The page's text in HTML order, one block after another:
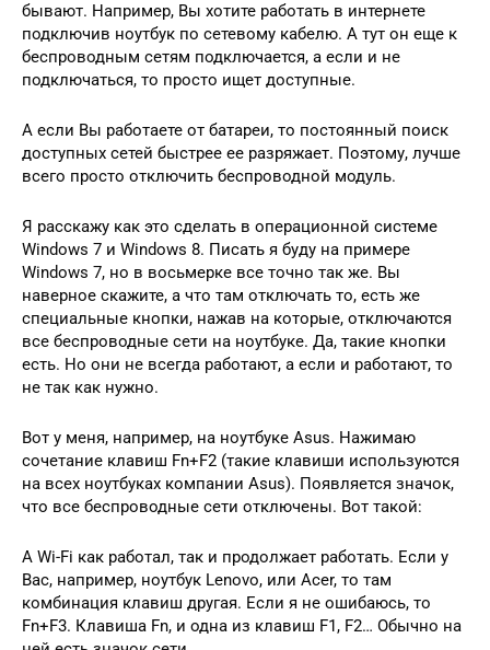
бывают. Например, Вы хотите работать в интернете
подключив ноутбук по сетевому кабелю. А тут он еще к
беспроводным сетям подключается, а если и не
подключаться, то просто ищет доступные.
А если Вы работаете от батареи, то постоянный поиск
доступных сетей быстрее ее разряжает. Поэтому, лучше
всего просто отключить беспроводной модуль.
Я расскажу как это сделать в операционной системе
Windows 7 и Windows 8. Писать я буду на примере
Windows 7, но в восьмерке все точно так же. Вы
наверное скажите, а что там отключать то, есть же
специальные кнопки, нажав на которые, отключаются
все беспроводные сети на ноутбуке. Да, такие кнопки
есть. Но они не всегда работают, а если и работают, то
не так как нужно.
Вот у меня, например, на ноутбуке Asus. Нажимаю
сочетание клавиш Fn+F2 (такие клавиши используются
на всех ноутбуках компании Asus). Появляется значок,
что все беспроводные сети отключены. Вот такой:
А Wi-Fi как работал, так и продолжает работать. Если у
Вас, например, ноутбук Lenovo, или Acer, то там
комбинация клавиш другая. Если я не ошибаюсь, то
Fn+F3. Клавиша Fn, и одна из клавиш F1, F2… Обычно на